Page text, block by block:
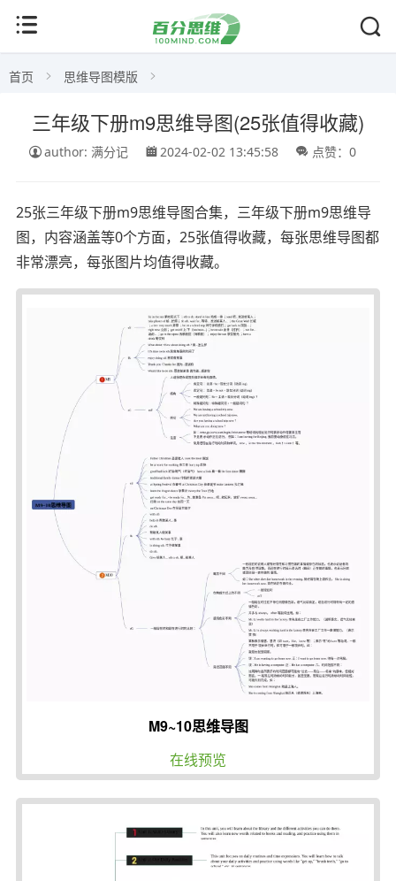
首页 思维导图模版
三年级下册m9思维导图(25张值得收藏)
author: 满分记 2024-02-02 13:45:58 点赞：0
25张三年级下册m9思维导图合集，三年级下册m9思维导
图，内容涵盖等0个方面，25张值得收藏，每张思维导图都
非常漂亮，每张图片均值得收藏。
M9~10思维导图
在线预览